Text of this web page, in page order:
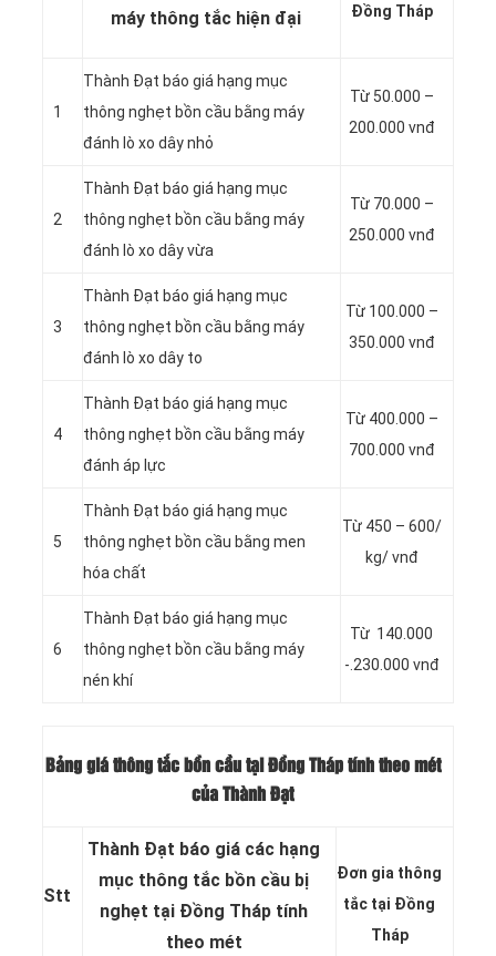
máy thông tắc hiện đại
Đồng Tháp
1
Thành Đạt báo giá hạng mục
thông nghẹt bồn cầu bằng máy
đánh lò xo dây nhỏ
Từ 50.000 –
200.000 vnđ
2
Thành Đạt báo giá hạng mục
thông nghẹt bồn cầu bằng máy
đánh lò xo dây vừa
Từ 70.000 –
250.000 vnđ
3
Thành Đạt báo giá hạng mục
thông nghẹt bồn cầu bằng máy
đánh lò xo dây to
Từ 100.000 –
350.000 vnđ
4
Thành Đạt báo giá hạng mục
thông nghẹt bồn cầu bằng máy
đánh áp lực
Từ 400.000 –
700.000 vnđ
5
Thành Đạt báo giá hạng mục
thông nghẹt bồn cầu bằng men
hóa chất
Từ 450 – 600/
kg/ vnđ
6
Thành Đạt báo giá hạng mục
thông nghẹt bồn cầu bằng máy
nén khí
Từ 140.000
-.230.000 vnđ
Bảng giá thông tắc bồn cầu tại Đồng Tháp tính theo mét
của Thành Đạt
Stt
Thành Đạt báo giá các hạng
mục thông tắc bồn cầu bị
nghẹt tại Đồng Tháp tính
theo mét
Đơn gia thông
tắc tại Đồng
Tháp